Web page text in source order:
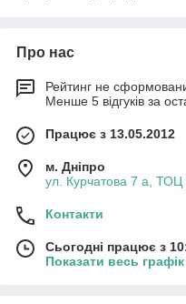
Про нас
Рейтинг не
Менше 5 відгуків за
Працює з 13.05.2012
м. Дніпро
ул. Курчатова 7 а, ТОЦ
Контакти
Сьогодні працює з
Показати весь